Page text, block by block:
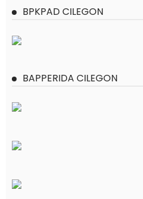
BPKPAD CILEGON
BAPPERIDA CILEGON